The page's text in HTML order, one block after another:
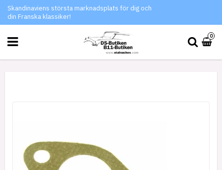
Skandinaviens största marknadsplats för dig och
din Franska klassiker!
0